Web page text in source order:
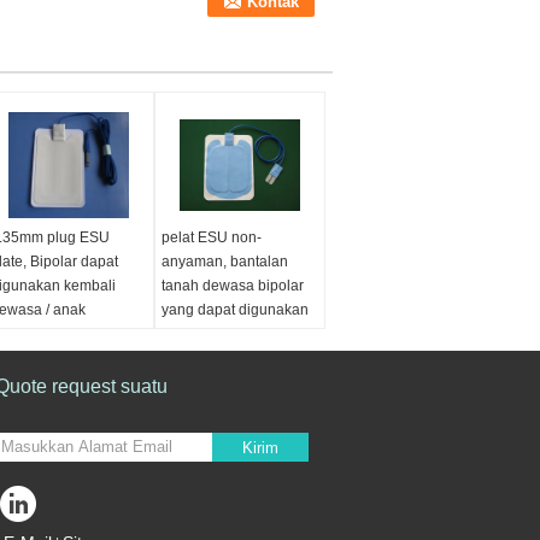
plug ESU
Bipolar dapat
kembali
/ anak
pelat ESU non-
anyaman, bantalan
tanah dewasa bipolar
yang dapat digunakan
request suatu
Kirim